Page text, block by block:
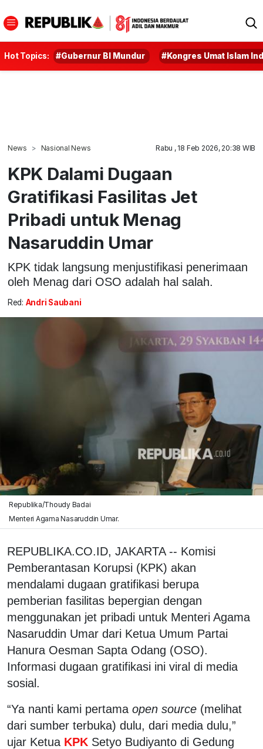
Hot Topics: #Gubernur BI Mundur #Kongres Umat Islam
News Nasional News Rabu , 18 Feb 2026, 20:38 WIB
KPK Dalami Dugaan
Gratifikasi Fasilitas Jet
Pribadi untuk Menag
Nasaruddin Umar
KPK tidak langsung menjustifikasi penerimaan
oleh Menag dari OSO adalah hal salah.
Red: Andri Saubani
Republika/Thoudy Badai
Menteri Agama Nasaruddin Umar.
REPUBLIKA.CO.ID, JAKARTA -- Komisi
Pemberantasan Korupsi (KPK) akan
mendalami dugaan gratifikasi berupa
pemberian fasilitas bepergian dengan
menggunakan jet pribadi untuk Menteri Agama
Nasaruddin Umar dari Ketua Umum Partai
Hanura Oesman Sapta Odang (OSO).
Informasi dugaan gratifikasi ini viral di media
sosial.
“Ya nanti kami pertama open source (melihat
dari sumber terbuka) dulu, dari media dulu,”
ujar Ketua KPK Setyo Budiyanto di Gedung